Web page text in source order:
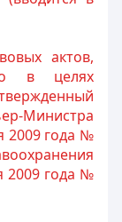
актов,
в целях
2009 года №
2009 года №